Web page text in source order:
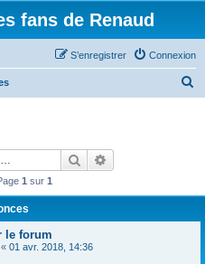
fans de Renaud
Connexion
S’enregistrer
Rechercher
1 sur 1
le forum
« 01 avr. 2018, 14:36